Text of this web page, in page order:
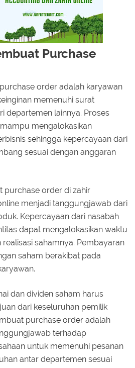
Purchase
order adalah karyawan
memenuhi surat
departemen lainnya. Proses
mengalokasikan
sehingga kepercayaan dari
sesuai dengan anggaran
purchase order di zahir
menjadi tanggungjawab dari
Kepercayaan dari nasabah
dapat mengalokasikan waktu
sahamnya. Pembayaran
saham berakibat pada
dan dividen saham harus
dari keseluruhan pemilik
purchase order adalah
terhadap
untuk memenuhi pesanan
antar departemen sesuai